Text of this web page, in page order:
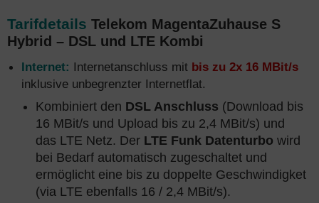
Tarifdetails Telekom MagentaZuhause S
Hybrid – DSL und LTE Kombi
Internet: Internetanschluss mit bis zu 2x 16 MBit/s
inklusive unbegrenzter Internetflat.
Kombiniert den DSL Anschluss (Download bis
16 MBit/s und Upload bis zu 2,4 MBit/s) und
das LTE Netz. Der LTE Funk Datenturbo wird
bei Bedarf automatisch zugeschaltet und
ermöglicht eine bis zu doppelte Geschwindigket
(via LTE ebenfalls 16 / 2,4 MBit/s).